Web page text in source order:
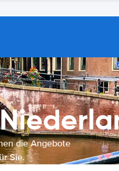
die Angebote
Sie.